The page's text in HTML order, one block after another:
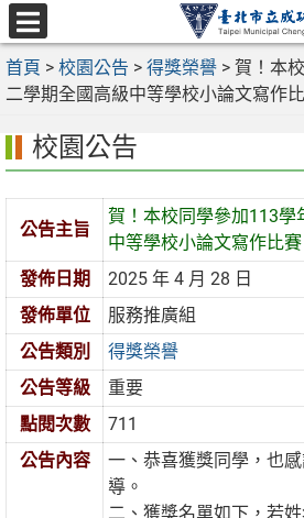
跳
至
主
要
區
選
單
首頁 > 校園公告 > 得獎榮譽 > 賀！本
二學期全國高級中等學校小論文寫作
校園公告
公告主旨
賀！本校同學參加113學
中等學校小論文寫作比賽
發佈日期
2025 年 4 月 28 日
發佈單位
服務推廣組
公告類別
得獎榮譽
公告等級
重要
點閱次數
711
公告內容
一、恭喜獲獎同學，也
導。
二、獲獎名單如下，若